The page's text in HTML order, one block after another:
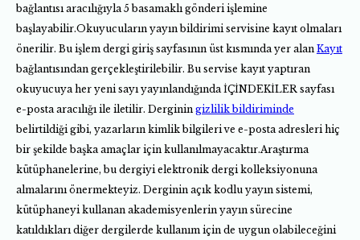
bağlantısı aracılığıyla 5 basamaklı gönderi işlemine
başlayabilir.Okuyucuların yayın bildirimi servisine kayıt olmaları
önerilir. Bu işlem dergi giriş sayfasının üst kısmında yer alan Kayıt
bağlantısından gerçekleştirilebilir. Bu servise kayıt yaptıran
okuyucuya her yeni sayı yayınlandığında İÇİNDEKİLER sayfası
e-posta aracılığı ile iletilir. Derginin gizlilik bildiriminde
belirtildiği gibi, yazarların kimlik bilgileri ve e-posta adresleri hiç
bir şekilde başka amaçlar için kullanılmayacaktır.Araştırma
kütüphanelerine, bu dergiyi elektronik dergi kolleksiyonuna
almalarını önermekteyiz. Derginin açık kodlu yayın sistemi,
kütüphaneyi kullanan akademisyenlerin yayın sürecine
katıldıkları diğer dergilerde kullanım için de uygun olabileceğini